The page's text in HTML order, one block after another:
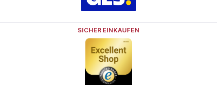
SICHER EINKAUFEN